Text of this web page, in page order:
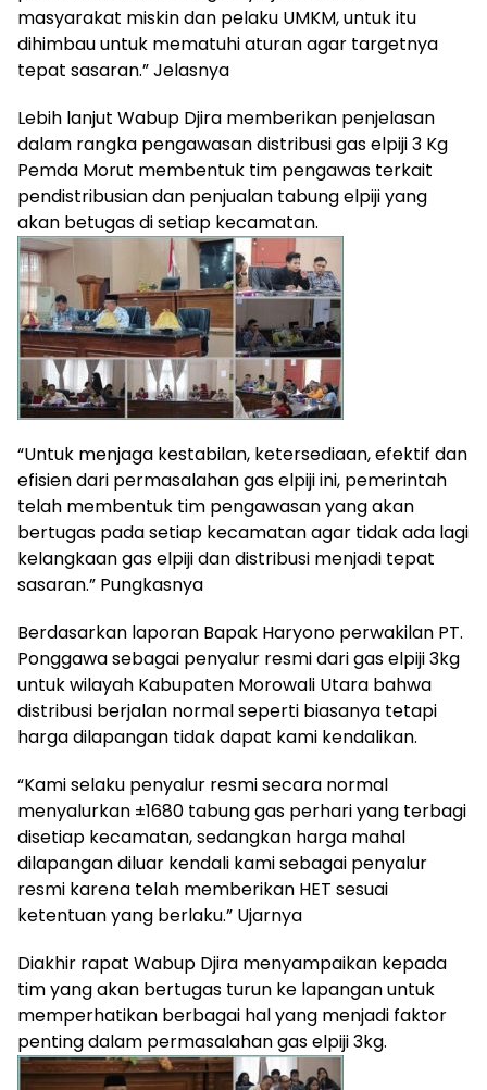
masyarakat miskin dan pelaku UMKM, untuk itu
dihimbau untuk mematuhi aturan agar targetnya
tepat sasaran.” Jelasnya
Lebih lanjut Wabup Djira memberikan penjelasan
dalam rangka pengawasan distribusi gas elpiji 3 Kg
Pemda Morut membentuk tim pengawas terkait
pendistribusian dan penjualan tabung elpiji yang
akan betugas di setiap kecamatan.
“Untuk menjaga kestabilan, ketersediaan, efektif dan
efisien dari permasalahan gas elpiji ini, pemerintah
telah membentuk tim pengawasan yang akan
bertugas pada setiap kecamatan agar tidak ada lagi
kelangkaan gas elpiji dan distribusi menjadi tepat
sasaran.” Pungkasnya
Berdasarkan laporan Bapak Haryono perwakilan PT.
Ponggawa sebagai penyalur resmi dari gas elpiji 3kg
untuk wilayah Kabupaten Morowali Utara bahwa
distribusi berjalan normal seperti biasanya tetapi
harga dilapangan tidak dapat kami kendalikan.
“Kami selaku penyalur resmi secara normal
menyalurkan ±1680 tabung gas perhari yang terbagi
disetiap kecamatan, sedangkan harga mahal
dilapangan diluar kendali kami sebagai penyalur
resmi karena telah memberikan HET sesuai
ketentuan yang berlaku.” Ujarnya
Diakhir rapat Wabup Djira menyampaikan kepada
tim yang akan bertugas turun ke lapangan untuk
memperhatikan berbagai hal yang menjadi faktor
penting dalam permasalahan gas elpiji 3kg.